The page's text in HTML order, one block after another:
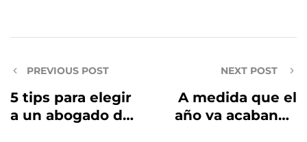
PREVIOUS POST
5 tips para elegir
a un abogado de
NEXT POST
A medida que el
año va acabando